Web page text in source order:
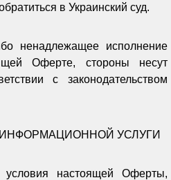
в Украинский суд.
ненадлежащее исполнение
Оферте, стороны несут
с законодательством
ИНФОРМАЦИОННОЙ УСЛУГИ
условия настоящей Оферты,